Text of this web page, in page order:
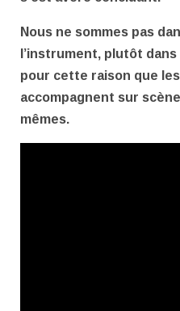
Nous ne sommes pas
l’instrument, plutôt
pour cette raison que
accompagnent sur
mêmes.